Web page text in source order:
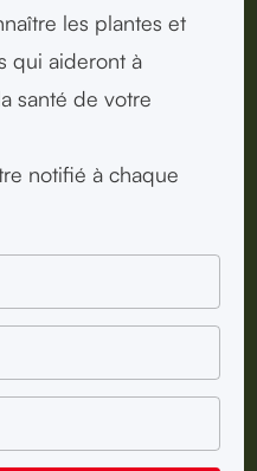
les plantes et
qui aideront à
santé de votre
notifié à chaque